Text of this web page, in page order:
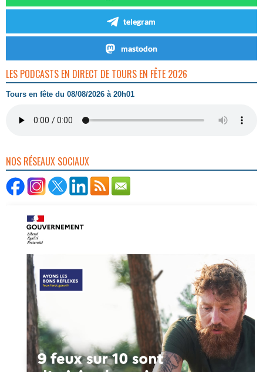
telegram
mastodon
LES PODCASTS EN DIRECT DE TOURS EN FÊTE 2026
Tours en fête du 08/08/2026 à 20h01
NOS RÉSEAUX SOCIAUX